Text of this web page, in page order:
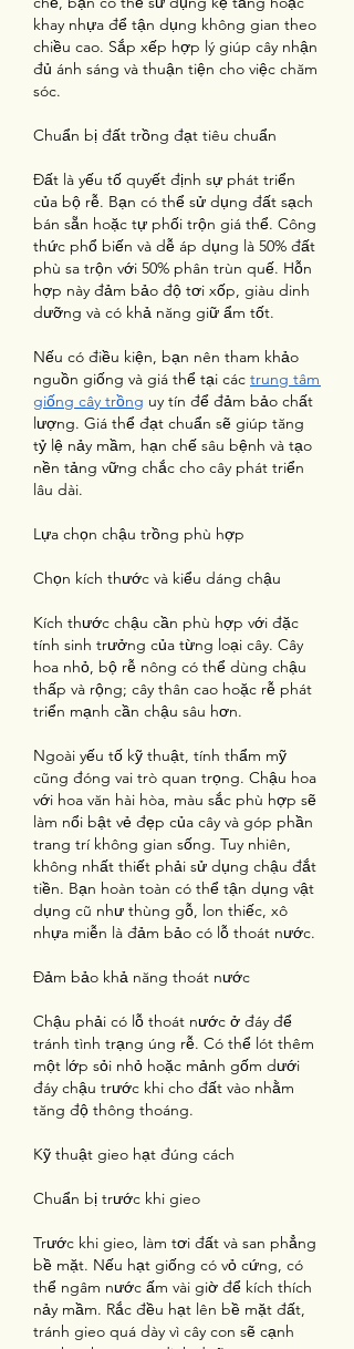
khay nhựa để tận dụng không gian theo
chiều cao. Sắp xếp hợp lý giúp cây nhận
đủ ánh sáng và thuận tiện cho việc chăm
sóc.
Chuẩn bị đất trồng đạt tiêu chuẩn
Đất là yếu tố quyết định sự phát triển
của bộ rễ. Bạn có thể sử dụng đất sạch
bán sẵn hoặc tự phối trộn giá thể. Công
thức phổ biến và dễ áp dụng là 50% đất
phù sa trộn với 50% phân trùn quế. Hỗn
hợp này đảm bảo độ tơi xốp, giàu dinh
dưỡng và có khả năng giữ ẩm tốt.
Nếu có điều kiện, bạn nên tham khảo
nguồn giống và giá thể tại các trung tâm
giống cây trồng uy tín để đảm bảo chất
lượng. Giá thể đạt chuẩn sẽ giúp tăng
tỷ lệ nảy mầm, hạn chế sâu bệnh và tạo
nền tảng vững chắc cho cây phát triển
lâu dài.
Lựa chọn chậu trồng phù hợp
Chọn kích thước và kiểu dáng chậu
Kích thước chậu cần phù hợp với đặc
tính sinh trưởng của từng loại cây. Cây
hoa nhỏ, bộ rễ nông có thể dùng chậu
thấp và rộng; cây thân cao hoặc rễ phát
triển mạnh cần chậu sâu hơn.
Ngoài yếu tố kỹ thuật, tính thẩm mỹ
cũng đóng vai trò quan trọng. Chậu hoa
với hoa văn hài hòa, màu sắc phù hợp sẽ
làm nổi bật vẻ đẹp của cây và góp phần
trang trí không gian sống. Tuy nhiên,
không nhất thiết phải sử dụng chậu đắt
tiền. Bạn hoàn toàn có thể tận dụng vật
dụng cũ như thùng gỗ, lon thiếc, xô
nhựa miễn là đảm bảo có lỗ thoát nước.
Đảm bảo khả năng thoát nước
Chậu phải có lỗ thoát nước ở đáy để
tránh tình trạng úng rễ. Có thể lót thêm
một lớp sỏi nhỏ hoặc mảnh gốm dưới
đáy chậu trước khi cho đất vào nhằm
tăng độ thông thoáng.
Kỹ thuật gieo hạt đúng cách
Chuẩn bị trước khi gieo
Trước khi gieo, làm tơi đất và san phẳng
bề mặt. Nếu hạt giống có vỏ cứng, có
thể ngâm nước ấm vài giờ để kích thích
nảy mầm. Rắc đều hạt lên bề mặt đất,
tránh gieo quá dày vì cây con sẽ cạnh